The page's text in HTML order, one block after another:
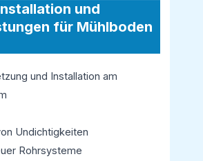
und
für Mühlboden
und Installation am
Undichtigkeiten
Rohrsysteme